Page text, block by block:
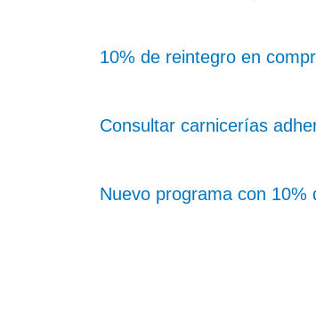
10% de reintegro en
Consultar carnicerías
Nuevo programa con